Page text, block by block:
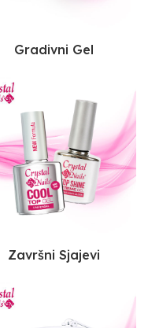
Gradivni Gel
Završni Sjajevi